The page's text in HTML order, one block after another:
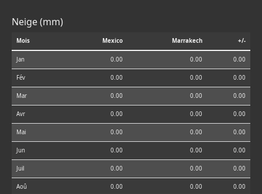
Neige (mm)
Mois Mexico Marrakech +/-
Jan 0.00 0.00 0.00
Fév 0.00 0.00 0.00
Mar 0.00 0.00 0.00
Avr 0.00 0.00 0.00
Mai 0.00 0.00 0.00
Jun 0.00 0.00 0.00
Juil 0.00 0.00 0.00
Aoû 0.00 0.00 0.00